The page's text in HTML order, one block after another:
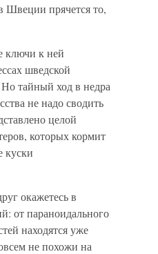
Швеции прячется то,
ключи к ней
шведской
Но тайный ход в недра
не надо сводить
целой
которых кормит
куски
окажетесь в
от параноидального
находятся уже
не похожи на